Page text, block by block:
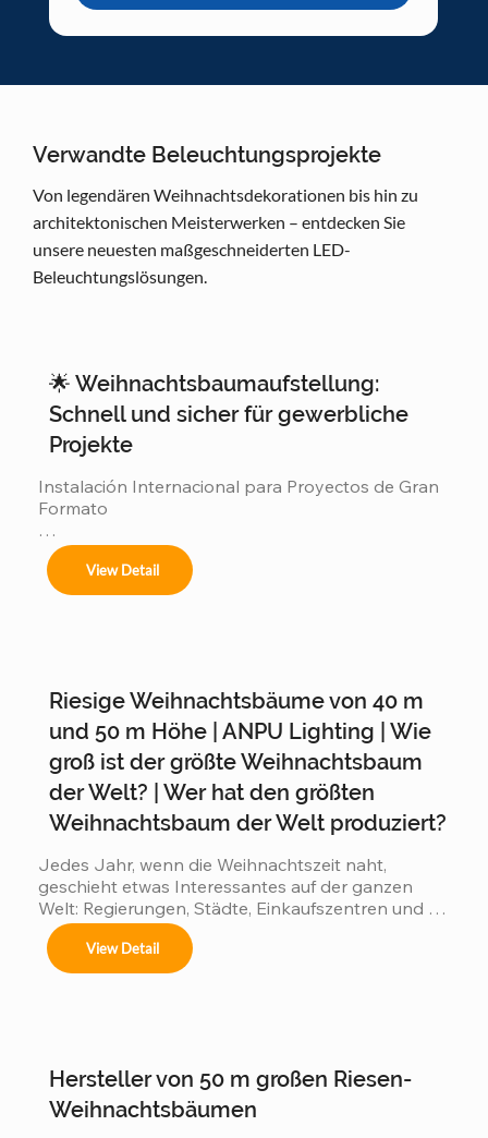
Verwandte Beleuchtungsprojekte
Von legendären Weihnachtsdekorationen bis hin zu
architektonischen Meisterwerken – entdecken Sie
unsere neuesten maßgeschneiderten LED-
Beleuchtungslösungen.
🌟 Weihnachtsbaumaufstellung:
Schnell und sicher für gewerbliche
Projekte
Instalación Internacional para Proyectos de Gran
Formato
Ofrecemos servicios completos de instalación
para:
Árboles de 4m a 50m en espacios interiores y
exteriores.
Centros comerciales, hoteles y eventos
municipales.
Festivales navideños, parques temáticos y
activaciones de marca.
View Detail
Riesige Weihnachtsbäume von 40 m
und 50 m Höhe | ANPU Lighting | Wie
groß ist der größte Weihnachtsbaum
der Welt? | Wer hat den größten
Weihnachtsbaum der Welt produziert?
Jedes Jahr, wenn die Weihnachtszeit naht,
geschieht etwas Interessantes auf der ganzen
Welt: Regierungen, Städte, Einkaufszentren und
Touristenziele beginnen einen stillen Wettbewerb:
👉 Wer kann den beeindruckendsten großen
Medien. Es wird ein höherer kommerzieller Wert
erzeugt Wenn Länder im Wettbewerb stehen,...
View Detail
Hersteller von 50 m großen Riesen-
Weihnachtsbäumen